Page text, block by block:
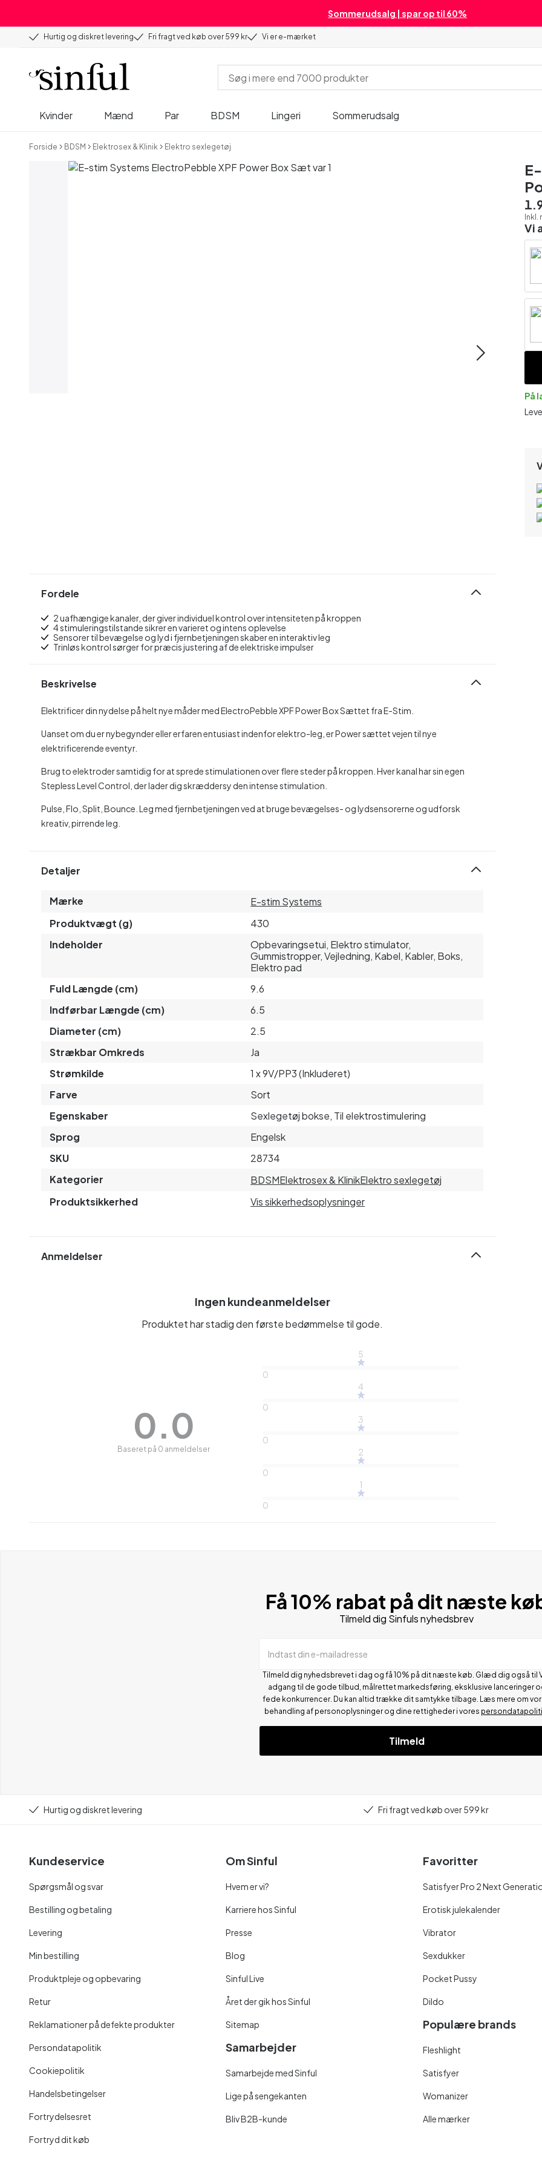
Sommerudsalg | spar op til 60%
Hurtig og diskret levering Fri fragt ved køb over 599 kr Vi er e-mærket
Kvinder Mænd Par BDSM Lingeri Sommerudsalg
Forside BDSM Elektrosex & Klinik Elektro sexlegetøj
Vi
På
Fordele
2 uafhængige kanaler, der giver individuel kontrol over intensiteten på kroppen
4 stimuleringstilstande sikrer en varieret og intens oplevelse
Sensorer til bevægelse og lyd i fjernbetjeningen skaber en interaktiv leg
Trinløs kontrol sørger for præcis justering af de elektriske impulser
Beskrivelse
Elektrificer din nydelse på helt nye måder med ElectroPebble XPF Power Box Sættet fra E-Stim.
Uanset om du er nybegynder eller erfaren entusiast indenfor elektro-leg, er Power sættet vejen til nye
elektrificerende eventyr.
Brug to elektroder samtidig for at sprede stimulationen over flere steder på kroppen. Hver kanal har sin egen
Stepless Level Control, der lader dig skræddersy den intense stimulation.
Pulse, Flo, Split, Bounce. Leg med fjernbetjeningen ved at bruge bevægelses- og lydsensorerne og udforsk
kreativ, pirrende leg.
Detaljer
Mærke
E-stim Systems
Produktvægt (g)
430
Indeholder
Opbevaringsetui, Elektro stimulator,
Gummistropper, Vejledning, Kabel, Kabler, Boks,
Elektro pad
Fuld Længde (cm)
9.6
Indførbar Længde (cm)
6.5
Diameter (cm)
2.5
Strækbar Omkreds
Ja
Strømkilde
1 x 9V/PP3 (Inkluderet)
Farve
Sort
Egenskaber
Sexlegetøj bokse, Til elektrostimulering
Sprog
Engelsk
SKU
28734
Kategorier
BDSMElektrosex & KlinikElektro sexlegetøj
Produktsikkerhed
Vis sikkerhedsoplysninger
Anmeldelser
Ingen kundeanmeldelser
Produktet har stadig den første bedømmelse til gode.
0.0
Baseret på 0 anmeldelser
5
0
4
0
3
0
2
0
1
0
Få 10% rabat på dit næste
Tilmeld dig Sinfuls nyhedsbrev
Indtast din e-mailadresse
Tilmeld dig nyhedsbrevet i dag og få 10% på dit næste køb. Glæd dig også til
adgang til de gode tilbud, målrettet markedsføring, eksklusive lanceringer
fede konkurrencer. Du kan altid trække dit samtykke tilbage. Læs mere om
behandling af personoplysninger og dine rettigheder i vores
Tilmeld
Hurtig og diskret levering Fri fragt ved køb over 599 kr
Kundeservice
Spørgsmål og svar
Bestilling og betaling
Levering
Min bestilling
Produktpleje og opbevaring
Retur
Reklamationer på defekte produkter
Persondatapolitik
Cookiepolitik
Handelsbetingelser
Fortrydelsesret
Fortryd dit køb
Om Sinful
Hvem er vi?
Karriere hos Sinful
Presse
Blog
Sinful Live
Året der gik hos Sinful
Sitemap
Samarbejder
Samarbejde med Sinful
Lige på sengekanten
Bliv B2B-kunde
Favoritter
Satisfyer Pro 2 Next
Erotisk julekalender
Vibrator
Sexdukker
Pocket Pussy
Dildo
Populære brands
Fleshlight
Satisfyer
Womanizer
Alle mærker